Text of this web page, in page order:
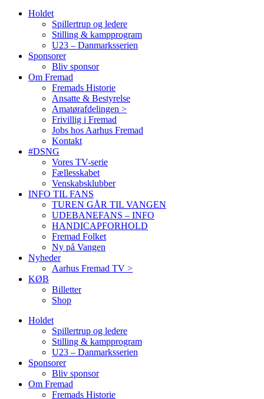
Holdet
Spillertrup og ledere
Stilling & kampprogram
U23 – Danmarksserien
Sponsorer
Bliv sponsor
Om Fremad
Fremads Historie
Ansatte & Bestyrelse
Amatørafdelingen >
Frivillig i Fremad
Jobs hos Aarhus Fremad
Kontakt
#DSNG
Vores TV-serie
Fællesskabet
Venskabsklubber
INFO TIL FANS
TUREN GÅR TIL VANGEN
UDEBANEFANS – INFO
HANDICAPFORHOLD
Fremad Folket
Ny på Vangen
Nyheder
Aarhus Fremad TV >
KØB
Billetter
Shop
Holdet
Spillertrup og ledere
Stilling & kampprogram
U23 – Danmarksserien
Sponsorer
Bliv sponsor
Om Fremad
Fremads Historie